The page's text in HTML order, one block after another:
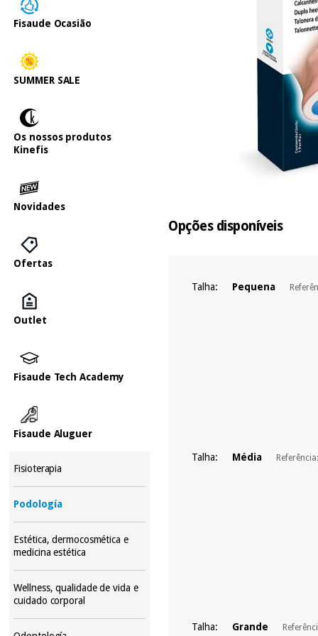
Fisaude Ocasião
SUMMER SALE
Os nossos produtos
Kinefis
Novidades
Ofertas
Outlet
Fisaude Tech Academy
Fisaude Aluguer
Fisioterapia
Podología
Estética, dermocosmética e
medicina estética
Wellness, qualidade de vida e
cuidado corporal
Opções disponíveis
Talha: Pequena
Talha: Média Referência:
Talha: Grande